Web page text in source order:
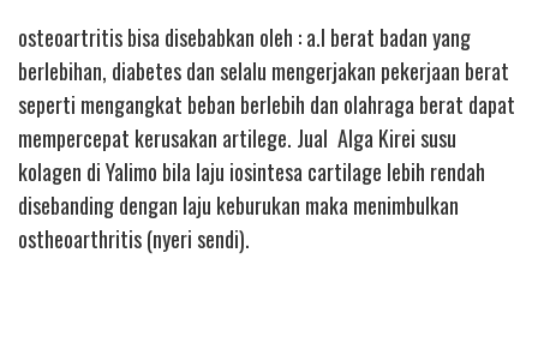
osteoartritis bisa disebabkan oleh : a.l berat badan yang
berlebihan, diabetes dan selalu mengerjakan pekerjaan berat
seperti mengangkat beban berlebih dan olahraga berat dapat
mempercepat kerusakan artilege. Jual Alga Kirei susu
kolagen di Yalimo bila laju iosintesa cartilage lebih rendah
disebanding dengan laju keburukan maka menimbulkan
ostheoarthritis (nyeri sendi).